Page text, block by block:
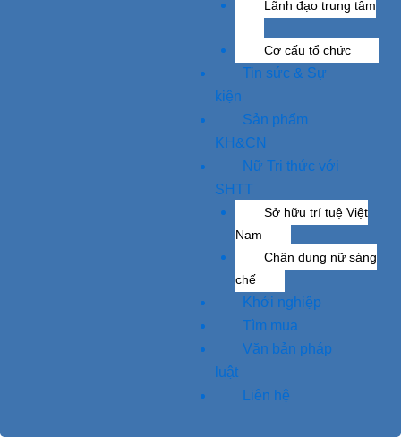
Lãnh đạo trung tâm
Cơ cấu tổ chức
Tin sức & Sự
kiện
Sản phẩm
KH&CN
Nữ Tri thức với
SHTT
Sở hữu trí tuệ Việt
Nam
Chân dung nữ sáng
chế
Khởi nghiệp
Tìm mua
Văn bản pháp
luật
Liên hệ